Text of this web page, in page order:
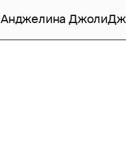
Анджелина Джоли